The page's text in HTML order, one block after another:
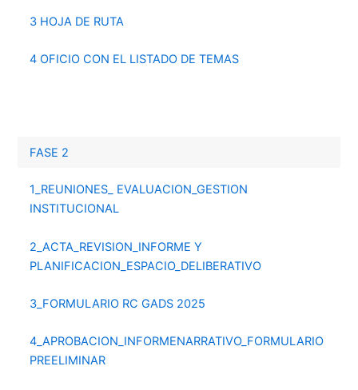
3 HOJA DE RUTA
4 OFICIO CON EL LISTADO DE TEMAS
FASE 2
1_REUNIONES_ EVALUACION_GESTION
INSTITUCIONAL
2_ACTA_REVISION_INFORME Y
PLANIFICACION_ESPACIO_DELIBERATIVO
3_FORMULARIO RC GADS 2025
4_APROBACION_INFORMENARRATIVO_FORMULARIO
PREELIMINAR